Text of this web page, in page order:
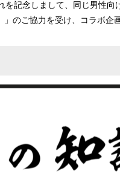
を記念しまして、同じ男性向
」のご協力を受け、コラボ企